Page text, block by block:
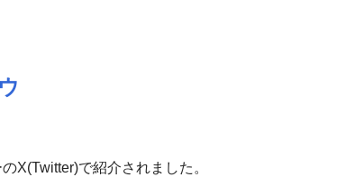
X(Twitter)で紹介されました。